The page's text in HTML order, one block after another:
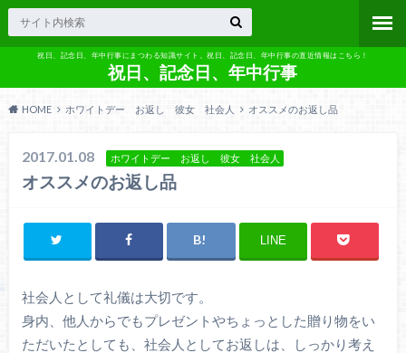
祝日、記念日、年中行事にまつわる知識サイト。祝日、記念日、年中行事の直近情報はこちら！
祝日、記念日、年中行事
HOME ホワイトデー お返し 彼女 社会人 オススメのお返し品
2017.01.08 ホワイトデー お返し 彼女 社会人
オススメのお返し品
LINE
社会人として礼儀は大切です。
身内、他人からでもプレゼントやちょっとした贈り物をい
ただいたとしても、社会人としてお返しは、しっかり考え